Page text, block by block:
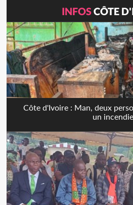
INFOSCÔTE
Côte d'Ivoire : Man, deux
un incendie